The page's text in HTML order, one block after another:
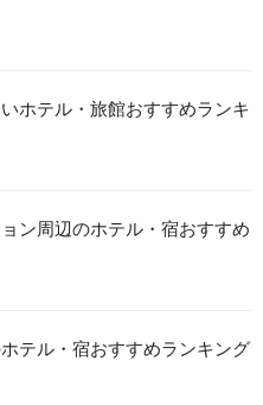
ホテル・旅館おすすめランキ
ン周辺のホテル・宿おすすめ
テル・宿おすすめランキング